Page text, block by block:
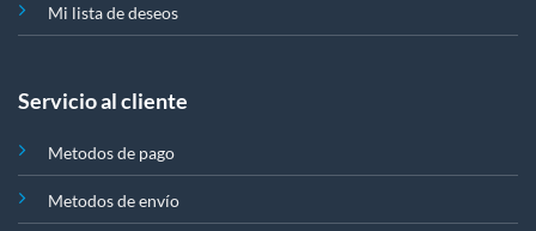
Mi lista de deseos
Servicio al cliente
Metodos de pago
Metodos de envío